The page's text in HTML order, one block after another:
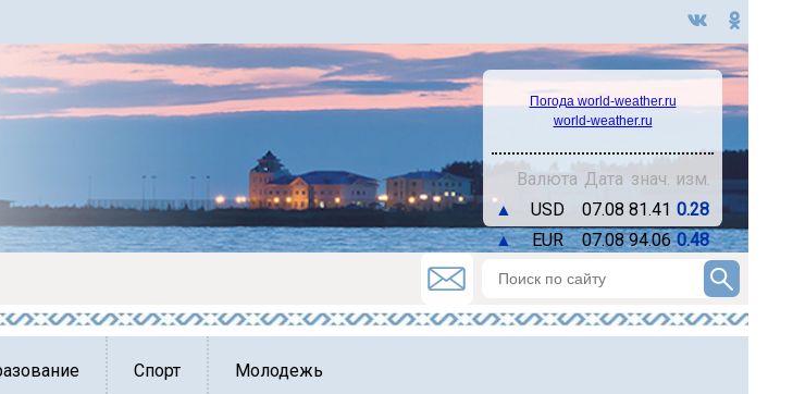
Погода world-weather.ru
world-weather.ru
Валюта Дата знач. изм.
▲
USD 07.08 81.41 0.28
▲
EUR 07.08 94.06 0.48
Спорт Молодежь